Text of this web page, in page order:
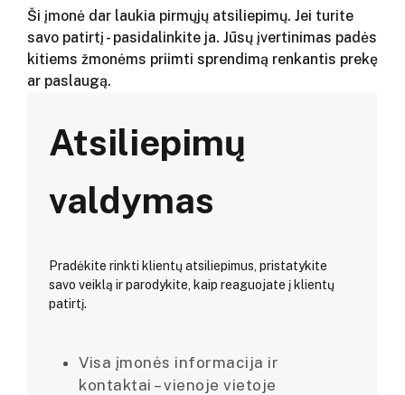
Ši įmonė dar laukia pirmųjų atsiliepimų. Jei turite
savo patirtį - pasidalinkite ja. Jūsų įvertinimas padės
kitiems žmonėms priimti sprendimą renkantis prekę
ar paslaugą.
Atsiliepimų
valdymas
Pradėkite rinkti klientų atsiliepimus, pristatykite
savo veiklą ir parodykite, kaip reaguojate į klientų
patirtį.
Visa įmonės informacija ir
kontaktai – vienoje vietoje